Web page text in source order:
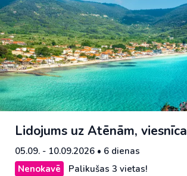
Lidojums uz Atēnām, viesnīca
05.09. - 10.09.2026 • 6 dienas
Nenokavē
Palikušas 3 vietas!